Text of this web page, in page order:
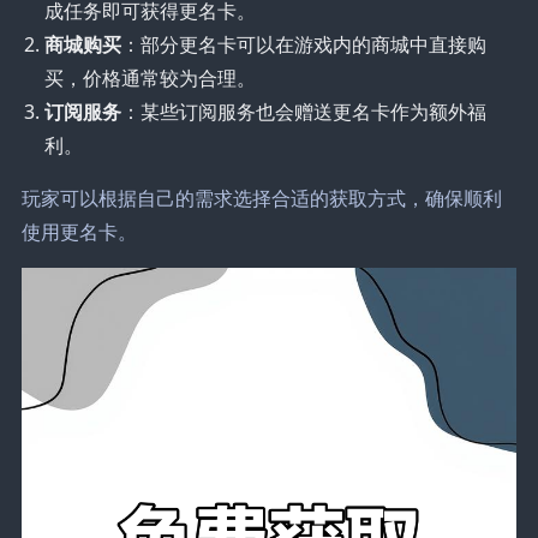
成任务即可获得更名卡。
商城购买 ：部分更名卡可以在游戏内的商城中直接购
买，价格通常较为合理。
订阅服务 ：某些订阅服务也会赠送更名卡作为额外福
利。
玩家可以根据自己的需求选择合适的获取方式，确保顺利
使用更名卡。